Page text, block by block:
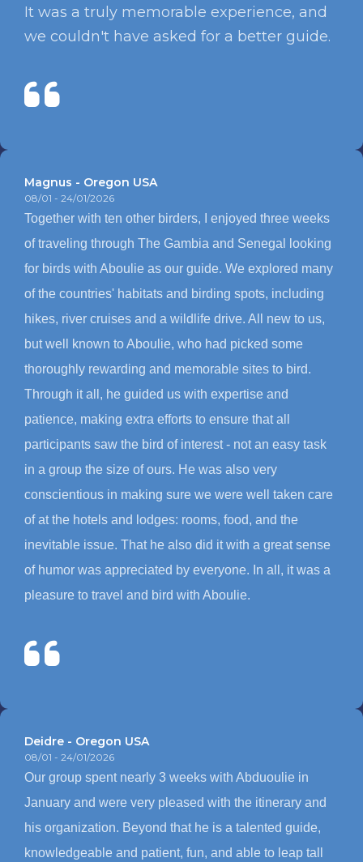
It was a truly memorable experience, and
we couldn't have asked for a better guide.
Magnus - Oregon USA
08/01 - 24/01/2026
Together with ten other birders, I enjoyed three weeks
of traveling through The Gambia and Senegal looking
for birds with Aboulie as our guide. We explored many
of the countries' habitats and birding spots, including
hikes, river cruises and a wildlife drive. All new to us,
but well known to Aboulie, who had picked some
thoroughly rewarding and memorable sites to bird.
Through it all, he guided us with expertise and
patience, making extra efforts to ensure that all
participants saw the bird of interest - not an easy task
in a group the size of ours. He was also very
conscientious in making sure we were well taken care
of at the hotels and lodges: rooms, food, and the
inevitable issue. That he also did it with a great sense
of humor was appreciated by everyone. In all, it was a
pleasure to travel and bird with Aboulie.
Deidre - Oregon USA
08/01 - 24/01/2026
Our group spent nearly 3 weeks with Abduoulie in
January and were very pleased with the itinerary and
his organization. Beyond that he is a talented guide,
knowledgeable and patient, fun, and able to leap tall